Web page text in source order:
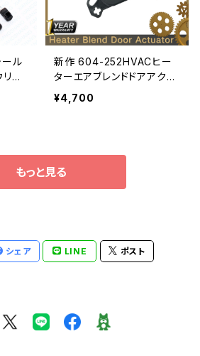
ル
フ
ス
ド
新作 604-252HVACヒー
ターエアブレンドドアアクチ
ュエーター2009-2017dフ
レックスF-150ロボリンカー
¥4,700
もっと見る
シェア LINE ポスト